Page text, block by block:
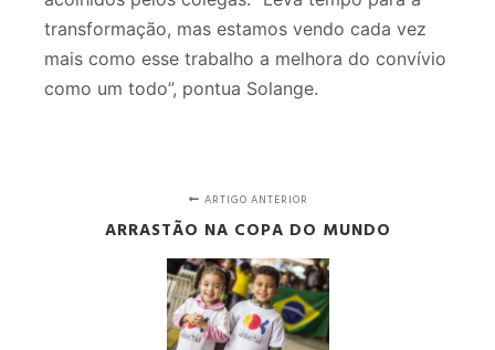
transformação, mas estamos vendo cada vez
mais como esse trabalho a melhora do convívio
como um todo”, pontua Solange.
ARTIGO ANTERIOR
ARRASTÃO NA COPA DO MUNDO